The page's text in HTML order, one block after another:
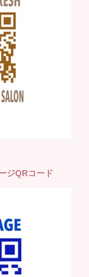
ジQRコード